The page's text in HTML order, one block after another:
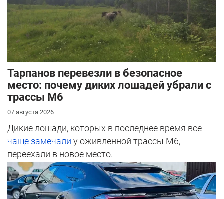
Тарпанов перевезли в безопасное
место: почему диких лошадей убрали с
трассы М6
07 августа 2026
Дикие лошади, которых в последнее время все
чаще замечали у оживленной трассы М6,
переехали в новое место.